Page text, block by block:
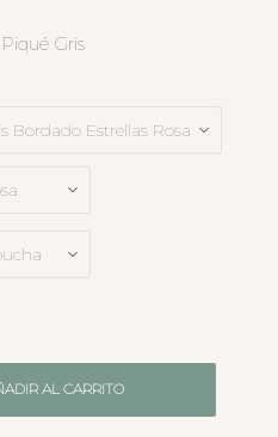
Gris
AL CARRITO